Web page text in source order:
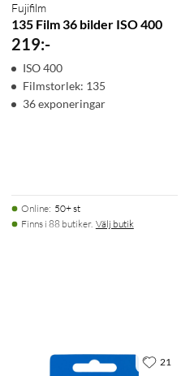
Fujifilm
135 Film 36 bilder ISO 400
219:-
ISO 400
Filmstorlek: 135
36 exponeringar
Online: 50+ st
Finns i 88 butiker. Välj butik
21